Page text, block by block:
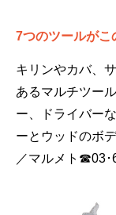
7つのツールがこ
キリンやカバ、
あるマルチツー
ー、ドライバー
ーとウッドのボ
／マルメト☎03･